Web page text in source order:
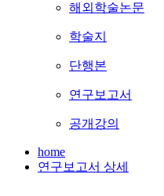
해외학술논문
학술지
단행본
연구보고서
공개강의
home
연구보고서 상세